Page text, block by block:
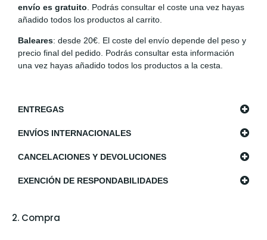
envío es gratuito . Podrás consultar el coste una vez hayas
añadido todos los productos al carrito.
Baleares: desde 20€. El coste del envío depende del peso y
precio final del pedido. Podrás consultar esta información
una vez hayas añadido todos los productos a la cesta.
ENTREGAS
ENVÍOS INTERNACIONALES
CANCELACIONES Y DEVOLUCIONES
EXENCIÓN DE RESPONDABILIDADES
2. Compra